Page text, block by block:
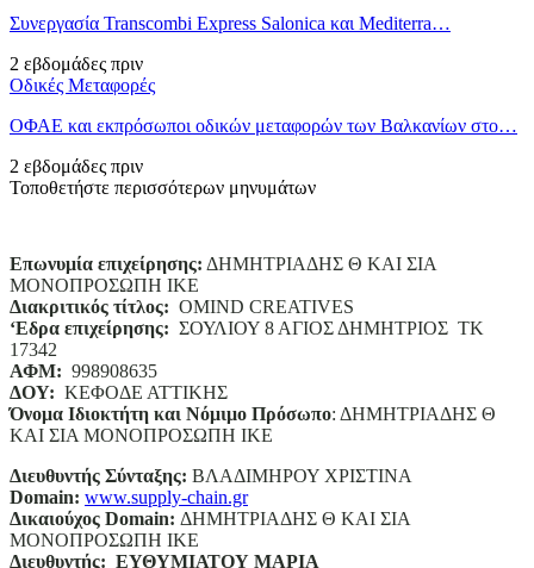
Συνεργασία Transcombi Express Salonica και Mediterra…
2 εβδομάδες πριν
Οδικές Μεταφορές
ΟΦΑΕ και εκπρόσωποι οδικών μεταφορών των Βαλκανίων στο…
2 εβδομάδες πριν
Τοποθετήστε περισσότερων μηνυμάτων
Επωνυμία επιχείρησης: ΔΗΜΗΤΡΙΑΔΗΣ Θ ΚΑΙ ΣΙΑ
ΜΟΝΟΠΡΟΣΩΠΗ ΙΚΕ
Διακριτικός τίτλος: ΟΜΙΝD CREATIVES
‘Eδρα επιχείρησης: ΣΟΥΛΙΟΥ 8 ΑΓΙΟΣ ΔΗΜΗΤΡΙΟΣ ΤΚ
17342
ΑΦΜ: 998908635
ΔΟΥ: ΚΕΦΟΔΕ ΑΤΤΙΚΗΣ
Όνομα Ιδιοκτήτη και Νόμιμο Πρόσωπο: ΔΗΜΗΤΡΙΑΔΗΣ Θ
ΚΑΙ ΣΙΑ ΜΟΝΟΠΡΟΣΩΠΗ ΙΚΕ
Διευθυντής Σύνταξης: ΒΛΑΔΙΜΗΡΟΥ ΧΡΙΣΤΙΝΑ
Domain: www.supply-chain.gr
Δικαιούχος Domain: ΔΗΜΗΤΡΙΑΔΗΣ Θ ΚΑΙ ΣΙΑ
ΜΟΝΟΠΡΟΣΩΠΗ ΙΚΕ
Διευθυντής: ΕΥΘΥΜΙΑΤΟΥ ΜΑΡΙΑ